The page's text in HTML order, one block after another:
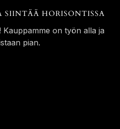
SIINTÄÄ HORISONTISSA
on työn alla ja
pian.